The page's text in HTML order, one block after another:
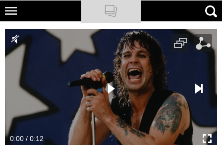
Skip
main
content
NATIONAL GEOGRAPHIC
TRAVELER
PODCASTY
Newsletter
Cuda Polski
0:00 / 0:12